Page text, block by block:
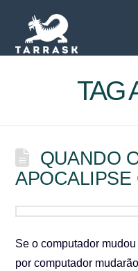
TAG
QUANDO
APOCALIPSE
Se o computador
por computador